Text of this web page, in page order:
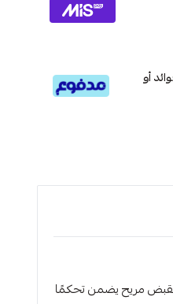
بدون فوائد أو
مع مقبض مريح يضمن تحكمًا